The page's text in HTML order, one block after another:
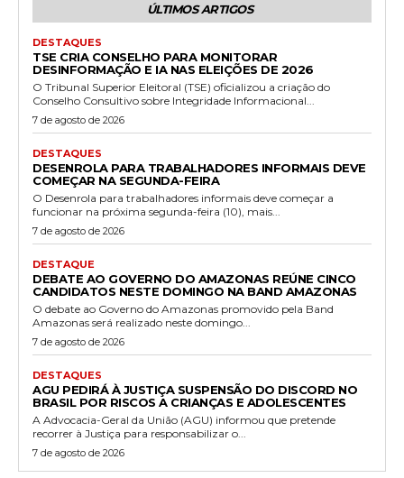
ÚLTIMOS ARTIGOS
DESTAQUES
TSE CRIA CONSELHO PARA MONITORAR
DESINFORMAÇÃO E IA NAS ELEIÇÕES DE 2026
O Tribunal Superior Eleitoral (TSE) oficializou a criação do
Conselho Consultivo sobre Integridade Informacional...
7 de agosto de 2026
DESTAQUES
DESENROLA PARA TRABALHADORES INFORMAIS DEVE
COMEÇAR NA SEGUNDA-FEIRA
O Desenrola para trabalhadores informais deve começar a
funcionar na próxima segunda-feira (10), mais...
7 de agosto de 2026
DESTAQUE
DEBATE AO GOVERNO DO AMAZONAS REÚNE CINCO
CANDIDATOS NESTE DOMINGO NA BAND AMAZONAS
O debate ao Governo do Amazonas promovido pela Band
Amazonas será realizado neste domingo...
7 de agosto de 2026
DESTAQUES
AGU PEDIRÁ À JUSTIÇA SUSPENSÃO DO DISCORD NO
BRASIL POR RISCOS A CRIANÇAS E ADOLESCENTES
A Advocacia-Geral da União (AGU) informou que pretende
recorrer à Justiça para responsabilizar o...
7 de agosto de 2026